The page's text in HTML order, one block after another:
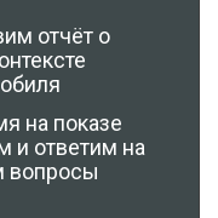
отчёт о
на показе
и ответим на
вопросы